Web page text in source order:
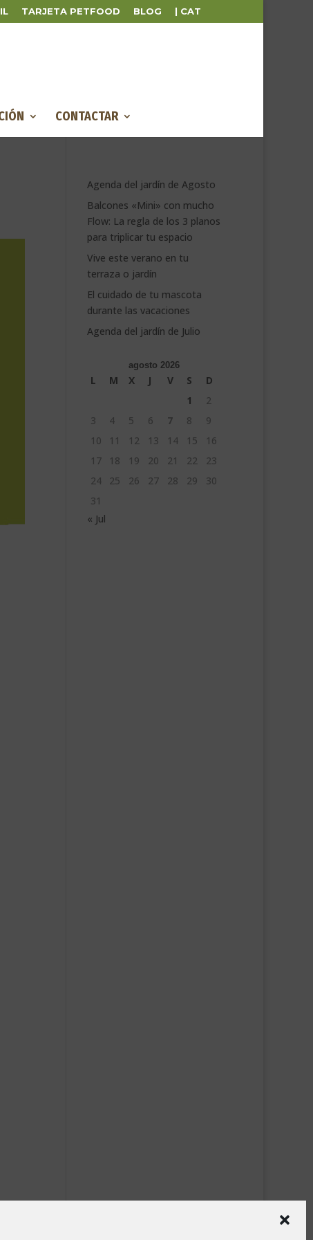
TARJETA PETFOOD BLOG | CAT
CONTACTAR
Agenda del jardín de Agosto
Balcones «Mini» con mucho
Flow: La regla de los 3 planos
para triplicar tu espacio
Vive este verano en tu
terraza o jardín
El cuidado de tu mascota
durante las vacaciones
Agenda del jardín de Julio
agosto 2026
L M X J V S
D
1
2
3
4 5 6 7 8
9
10
11 12 13 14 15
16
17
18 19 20 21 22
23
24
25 26 27 28 29
30
31
« Jul